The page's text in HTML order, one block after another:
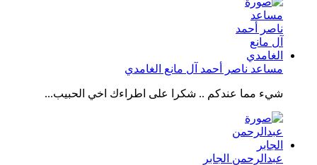
مساعد ناصر أحمد آل مانع الغامدي
شيء مما عندكم .. شكرا على اطراءك اخي الحبيب...
عبدالرحمن الجابر